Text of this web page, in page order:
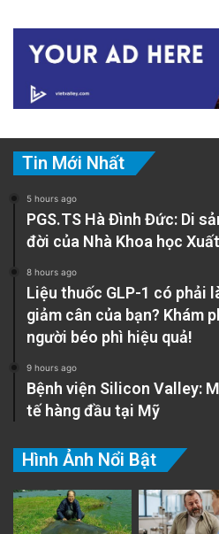
Tin Mới Nhất
5 hours ago
PGS.TS Hà Đình Đức: Di
đời của Nhà Khoa học
8 hours ago
Liệu thuốc GLP-1 có phải
giảm cân của bạn? Khám
người béo phì hiệu quả!
9 hours ago
Bệnh viện Silicon Valley:
tế hàng đầu tại Mỹ
Hình Ảnh Nổi Bật